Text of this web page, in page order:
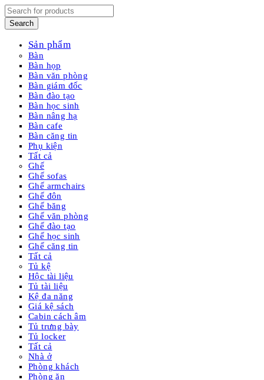
Sản phẩm
Bàn
Bàn họp
Bàn văn phòng
Bàn giám đốc
Bàn đào tạo
Bàn học sinh
Bàn nâng hạ
Bàn cafe
Bàn căng tin
Phụ kiện
Tất cả
Ghế
Ghế sofas
Ghế armchairs
Ghế đôn
Ghế băng
Ghế văn phòng
Ghế đào tạo
Ghế học sinh
Ghế căng tin
Tất cả
Tủ kệ
Hộc tài liệu
Tủ tài liệu
Kệ đa năng
Giá kệ sách
Cabin cách âm
Tủ trưng bày
Tủ locker
Tất cả
Nhà ở
Phòng khách
Phòng ăn